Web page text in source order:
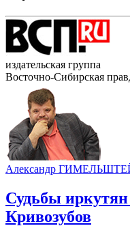
издательская группа
Восточно-Сибирская
Александр
Судьбы
Кривозубов